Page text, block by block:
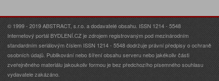
© 1999 - 2019 ABSTRACT, s.r.o. a dodavatelé obsahu. ISSN 1214 - 5548
Internetový portál BYDLENÍ.CZ je zdrojem registrovaným pod mezinárodním
standardním seriálovým číslem ISSN 1214 - 5548 dodržuje právní předpisy o ochraně
osobních údajů. Publikování nebo šíření obsahu serveru nebo jakékoliv části
zveřejněného materiálu jakoukoliv formou je bez předchozího písemného souhlasu
vydavatele zakázáno.